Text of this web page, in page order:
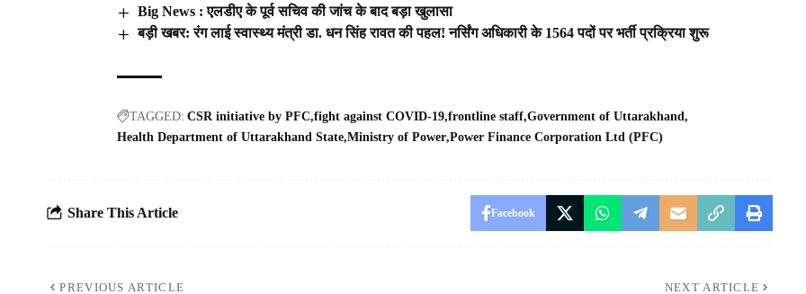
Big News : एलडीए के पूर्व सचिव की जांच के बाद बड़ा खुलासा
बड़ी खबर: रंग लाई स्वास्थ्य मंत्री डा. धन सिंह रावत की पहल! नर्सिंग अधिकारी के 1564 पदों पर भर्ती प्रक्रिया शुरू
TAGGED: CSR initiative by PFC fight against COVID-19 frontline staff Government of Uttarakhand
Health Department of Uttarakhand State Ministry of Power Power Finance Corporation Ltd (PFC)
Share This Article Facebook
PREVIOUS ARTICLE NEXT ARTICLE